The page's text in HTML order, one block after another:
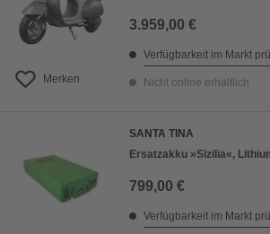
Merken
3.959,00 €
Verfügbarkeit im Markt
Nicht online erhältlich
SANTA TINA
Ersatzakku »Sizilia«,
799,00 €
Verfügbarkeit im Markt